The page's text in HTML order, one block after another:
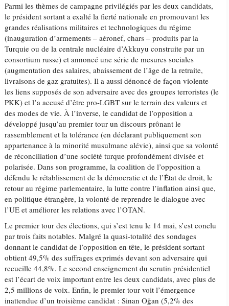
Parmi les thèmes de campagne privilégiés par les deux candidats,
le président sortant a exalté la fierté nationale en promouvant les
grandes réalisations militaires et technologiques du régime
(inauguration d’armements – aéronef, chars – produits par la
Turquie ou de la centrale nucléaire d’Akkuyu construite par un
consortium russe) et annoncé une série de mesures sociales
(augmentation des salaires, abaissement de l’âge de la retraite,
livraisons de gaz gratuites). Il a aussi dénoncé de façon violente
les liens supposés de son adversaire avec des groupes terroristes (le
PKK) et l’a accusé d’être pro-LGBT sur le terrain des valeurs et
des modes de vie. À l’inverse, le candidat de l’opposition a
développé jusqu’au premier tour un discours prônant le
rassemblement et la tolérance (en déclarant publiquement son
appartenance à la minorité musulmane alévie), ainsi que sa volonté
de réconciliation d’une société turque profondément divisée et
polarisée. Dans son programme, la coalition de l’opposition a
défendu le rétablissement de la démocratie et de l’État de droit, le
retour au régime parlementaire, la lutte contre l’inflation ainsi que,
en politique étrangère, la volonté de reprendre le dialogue avec
l’UE et améliorer les relations avec l’OTAN.
Le premier tour des élections, qui s’est tenu le 14 mai, s’est conclu
par trois faits notables. Malgré la quasi-totalité des sondages
donnant le candidat de l’opposition en tête, le président sortant
obtient 49,5% des suffrages exprimés devant son adversaire qui
recueille 44,8%. Le second enseignement du scrutin présidentiel
est l’écart de voix important entre les deux candidats, avec plus de
2,5 millions de voix. Enfin, le premier tour voit l’émergence
inattendue d’un troisième candidat : Sinan Oğan (5,2% des